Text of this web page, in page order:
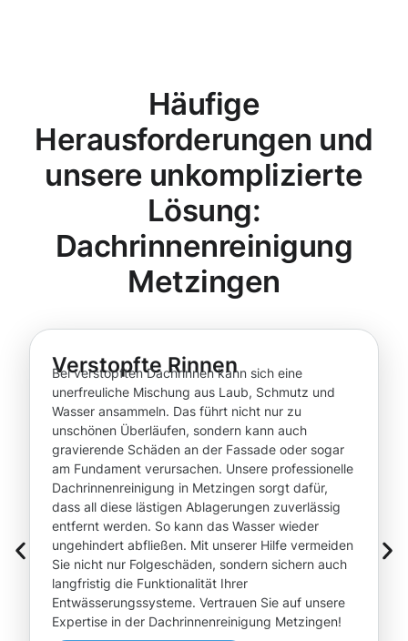
Häufige
Herausforderungen und
unsere unkomplizierte
Lösung:
Dachrinnenreinigung
Metzingen
Verstopfte Rinnen
Bei verstopften Dachrinnen kann sich eine
unerfreuliche Mischung aus Laub, Schmutz und
Wasser ansammeln. Das führt nicht nur zu
unschönen Überläufen, sondern kann auch
gravierende Schäden an der Fassade oder sogar
am Fundament verursachen. Unsere professionelle
Dachrinnenreinigung in Metzingen sorgt dafür,
dass all diese lästigen Ablagerungen zuverlässig
entfernt werden. So kann das Wasser wieder
ungehindert abfließen. Mit unserer Hilfe vermeiden
Sie nicht nur Folgeschäden, sondern sichern auch
langfristig die Funktionalität Ihrer
Entwässerungssysteme. Vertrauen Sie auf unsere
Expertise in der Dachrinnenreinigung Metzingen!